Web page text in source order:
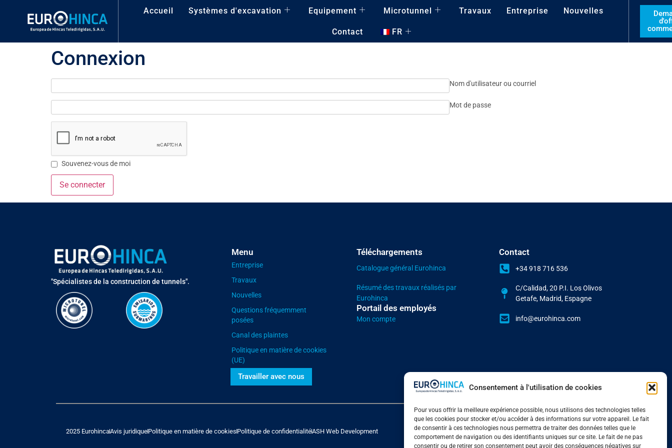
Consentement à l'utilisation de cookies
Pour vous offrir la meilleure expérience possible, nous utilisons des technologies telles
que les cookies pour stocker et/ou accéder à des informations sur votre appareil. Le fait
de consentir à ces technologies nous permettra de traiter des données telles que le
comportement de navigation ou des identifiants uniques sur ce site. Le fait de ne pas
consentir ou de retirer son consentement peut avoir des conséquences négatives sur
Accueil Systèmes d'excavation Equipement Microtunnel Travaux Entreprise Nouvelles
Contact FR
Connexion
Nom d'utilisateur ou courriel
Mot de passe
Souvenez-vous de moi
"Spécialistes de la construction de tunnels".
Menu
Entreprise
Travaux
Nouvelles
Questions fréquemment
posées
Canal des plaintes
Politique en matière de cookies
(UE)
Travailler avec nous
Téléchargements
Catalogue général Eurohinca
Résumé des travaux réalisés par
Eurohinca
Portail des employés
Mon compte
Contact
+34 918 716 536
C/Calidad, 20 P.I. Los Olivos
Getafe, Madrid, Espagne
info@eurohinca.com
2025 EurohincaAvis juridiquePolitique en matière de cookies Politique de confidentialitéASH Web Development